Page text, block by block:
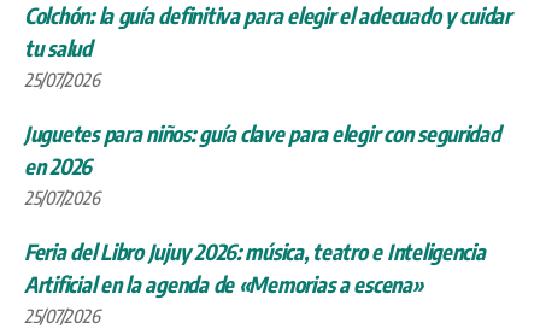
Colchón: la guía definitiva para elegir el adecuado y cuidar
tu salud
25/07/2026
Juguetes para niños: guía clave para elegir con seguridad
en 2026
25/07/2026
Feria del Libro Jujuy 2026: música, teatro e Inteligencia
Artificial en la agenda de «Memorias a escena»
25/07/2026